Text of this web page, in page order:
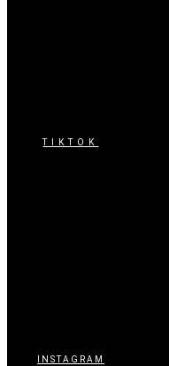
TIKTOK
INSTAGRAM